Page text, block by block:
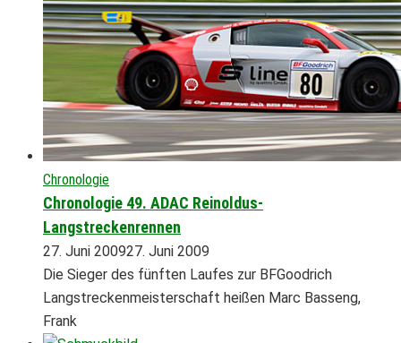
Chronologie
Chronologie 49. ADAC Reinoldus-
Langstreckenrennen
27. Juni 200927. Juni 2009
Die Sieger des fünften Laufes zur BFGoodrich
Langstreckenmeisterschaft heißen Marc Basseng,
Frank